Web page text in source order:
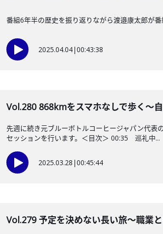
番組6年半の歴史を振り返りながら渡邉康太郎が番
2025.04.04|00:43:38
Vol.280 868kmをスマホなしで歩く〜
先週に続き元ブルーボトルコーヒージャパン代表
セッションを行います。＜目次＞ 00:35 巡礼中...
2025.03.28 |00:45:44
Vol.279 予定を決めない長い旅〜職業